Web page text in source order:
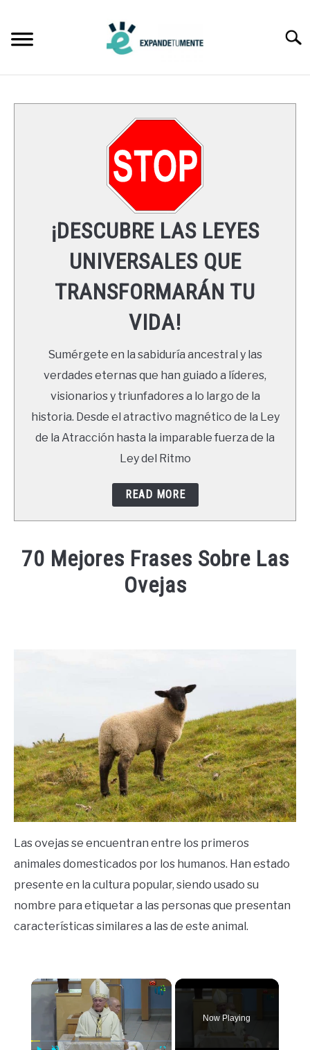
content
LEYES UNIVERSALES
RECURSOS
NEWSLETTER
¡DESCUBRE LAS LEYES
UNIVERSALES QUE
TRANSFORMARÁN TU
VIDA!
Sumérgete en la sabiduría ancestral y las
verdades eternas que han guiado a líderes,
visionarios y triunfadores a lo largo de la
historia. Desde el atractivo magnético de la Ley
de la Atracción hasta la imparable fuerza de la
Ley del Ritmo
READ MORE
70 Mejores Frases Sobre Las
Ovejas
Las ovejas se encuentran entre los primeros
animales domesticados por los humanos. Han estado
presente en la cultura popular, siendo usado su
nombre para etiquetar a las personas que presentan
características similares a las de este animal.
×
Now Playing